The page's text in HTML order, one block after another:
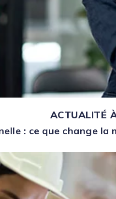
ACTUALITÉ
: ce que change